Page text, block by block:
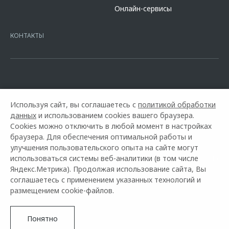
Кредит предоставляет АО Альфа-Банк. ИНН
16.01.2015. Предложение ограничено и не является публичной
Онлайн-сервисы
КОНТАКТЫ
Горячая линия OMODA: +7 (8452) 42-80-46
© 2026 Автомир Саратов
Используя сайт, вы соглашаетесь с политикой обработки
данных и использованием cookies вашего браузера.
Cookies можно отключить в любой момент в настройках
браузера. Для обеспечения оптимальной работы и
улучшения пользовательского опыта на сайте могут
использоваться системы веб-аналитики (в том числе
Яндекс.Метрика). Продолжая использование сайта, Вы
соглашаетесь с применением указанных технологий и
размещением cookie-файлов.
Понятно